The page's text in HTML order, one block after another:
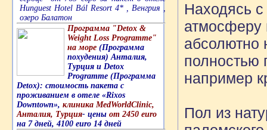
Hunguest Hotel Bál Resort 4* , Венгрия ,
озеро Балатон
Программа "Detox &
Weight Loss Programme"
на море (Программа
похудения) Анталия,
Турция и Detox
Programme (Программа
Detox): стоимость пакета с
проживанием в отеле «Rixos
Downtown», клиника MedWorldClinic,
Анталия, Турция- цены от 2450 euro
на 7 дней, 4100 euro 14 дней
Находясь
атмосферу
абсолютно
полностью
например
Пол из